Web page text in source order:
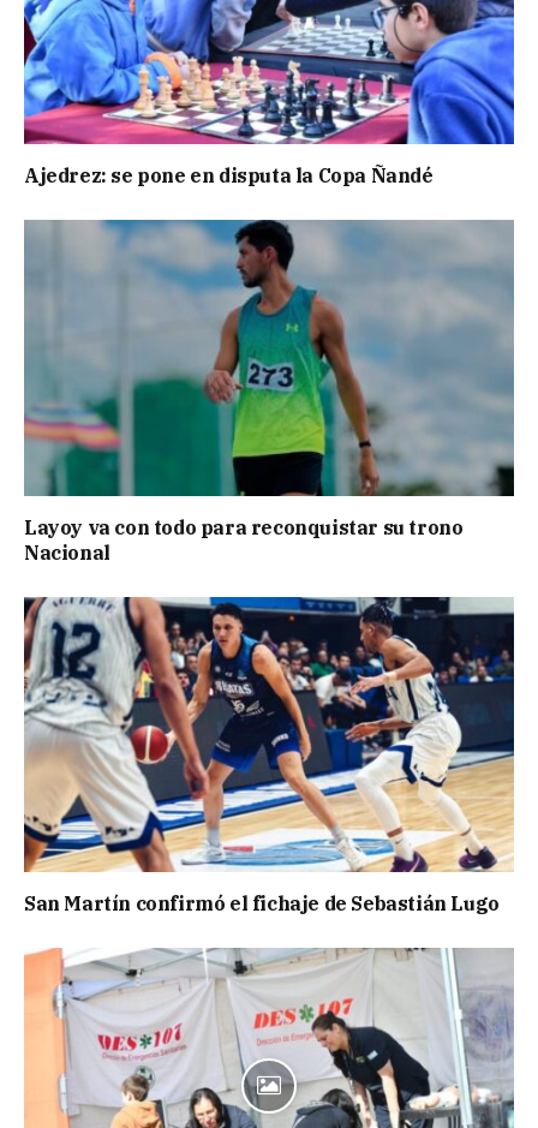
Ajedrez: se pone en disputa la Copa Ñandé
Layoy va con todo para reconquistar su trono
Nacional
San Martín confirmó el fichaje de Sebastián Lugo